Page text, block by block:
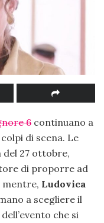
6 continuano a
di scena. Le
27 ottobre,
di proporre ad
mentre, Ludovica
a scegliere il
che si